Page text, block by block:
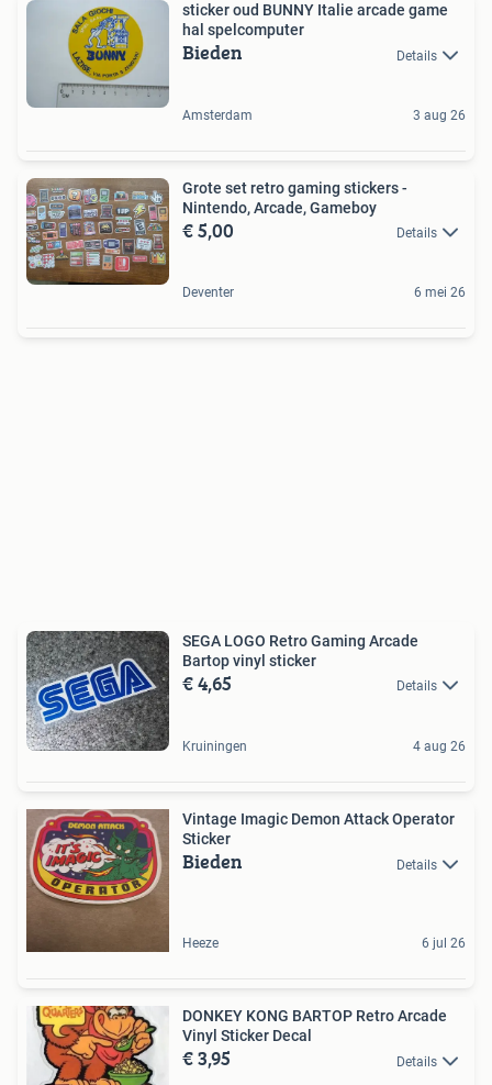
sticker oud BUNNY Italie arcade game
hal spelcomputer
Bieden Details
Amsterdam 3 aug 26
Grote set retro gaming stickers -
Nintendo, Arcade, Gameboy
€ 5,00 Details
Deventer 6 mei 26
SEGA LOGO Retro Gaming Arcade
Bartop vinyl sticker
€ 4,65 Details
Kruiningen 4 aug 26
Vintage Imagic Demon Attack Operator
Sticker
Bieden Details
Heeze 6 jul 26
DONKEY KONG BARTOP Retro Arcade
Vinyl Sticker Decal
€ 3,95 Details